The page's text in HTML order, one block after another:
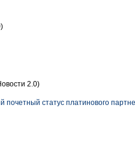
2.0)
статус платинового